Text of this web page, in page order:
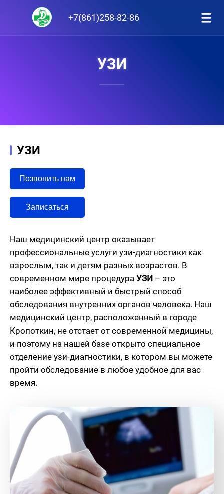
+7(861)258-82-86
УЗИ
УЗИ
Позвонить нам
Записаться
Наш медицинский центр оказывает
профессиональные услуги узи-диагностики как
взрослым, так и детям разных возрастов. В
современном мире процедура УЗИ – это
наиболее эффективный и быстрый способ
обследования внутренних органов человека. Наш
медицинский центр, расположенный в городе
Кропоткин, не отстает от современной медицины,
и поэтому на нашей базе открыто специальное
отделение узи-диагностики, в котором вы можете
пройти обследование в любое удобное для вас
время.